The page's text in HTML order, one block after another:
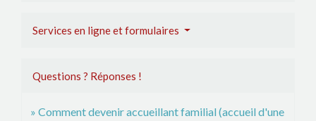
Services en ligne et formulaires
Questions ? Réponses !
Comment devenir accueillant familial (accueil d'une